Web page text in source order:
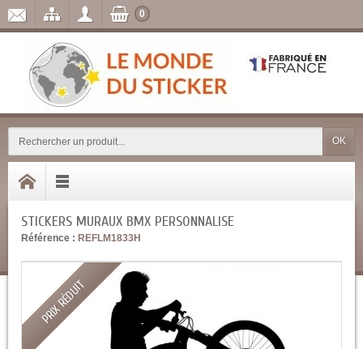
OK
0
STICKERS MURAUX BMX PERSONNALISE
Référence : REFLM1833H
PRIX RÉDUIT